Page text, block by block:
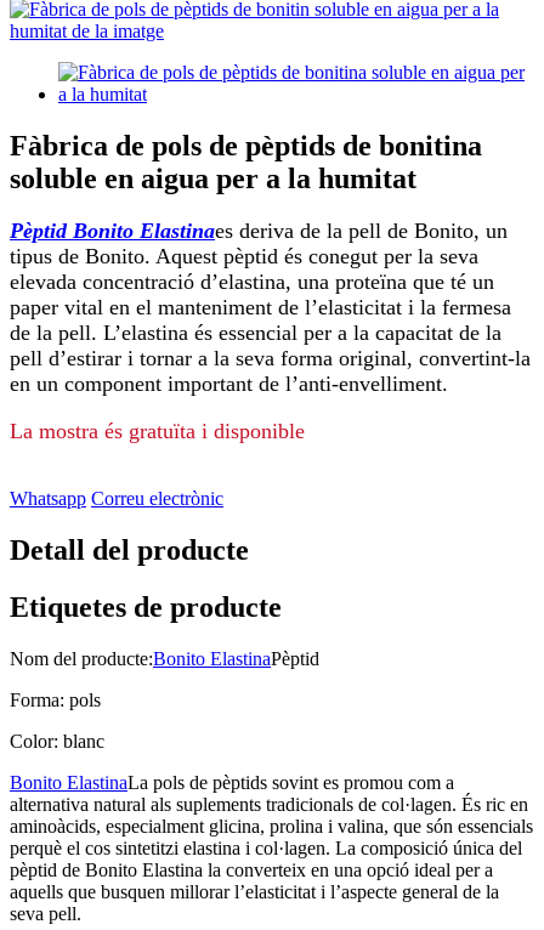
Fàbrica de pols de pèptids de bonitina
soluble en aigua per a la humitat
Pèptid Bonito Elastinaes deriva de la pell de Bonito, un
tipus de Bonito. Aquest pèptid és conegut per la seva
elevada concentració d’elastina, una proteïna que té un
paper vital en el manteniment de l’elasticitat i la fermesa
de la pell. L’elastina és essencial per a la capacitat de la
pell d’estirar i tornar a la seva forma original, convertint-la
en un component important de l’anti-envelliment.
La mostra és gratuïta i disponible
Whatsapp Correu electrònic
Detall del producte
Etiquetes de producte
Nom del producte:Bonito ElastinaPèptid
Forma: pols
Color: blanc
Bonito ElastinaLa pols de pèptids sovint es promou com a
alternativa natural als suplements tradicionals de col·lagen. És ric en
aminoàcids, especialment glicina, prolina i valina, que són essencials
perquè el cos sintetitzi elastina i col·lagen. La composició única del
pèptid de Bonito Elastina la converteix en una opció ideal per a
aquells que busquen millorar l’elasticitat i l’aspecte general de la
seva pell.